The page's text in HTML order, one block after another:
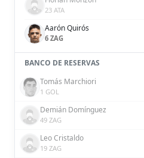
23 ATA
Aarón Quirós
6 ZAG
BANCO DE RESERVAS
Tomás Marchiori
1 GOL
Demián Domínguez
49 ZAG
Leo Cristaldo
19 ZAG